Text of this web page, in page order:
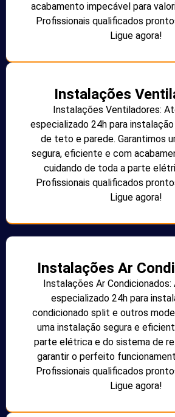
acabamento impecável para
Profissionais qualificados
Ligue agora!
Instalações
Instalações Ventiladores:
especializado 24h para
de teto e parede. Garantimos
segura, eficiente e com
cuidando de toda a parte
Profissionais qualificados
Ligue agora!
Instalações Ar
Instalações Ar
especializado 24h para
condicionado split e outros
uma instalação segura e
parte elétrica e do sistema de
garantir o perfeito
Profissionais qualificados
Ligue agora!